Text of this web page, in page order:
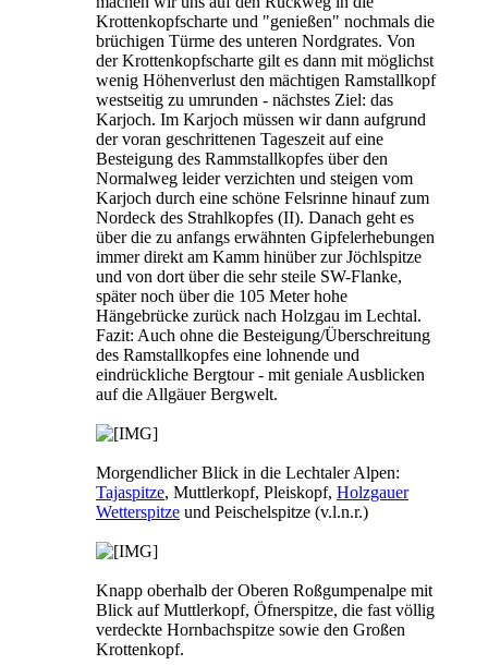
Krottenkopfscharte und "genießen" nochmals die
brüchigen Türme des unteren Nordgrates. Von
der Krottenkopfscharte gilt es dann mit möglichst
wenig Höhenverlust den mächtigen Ramstallkopf
westseitig zu umrunden - nächstes Ziel: das
Karjoch. Im Karjoch müssen wir dann aufgrund
der voran geschrittenen Tageszeit auf eine
Besteigung des Rammstallkopfes über den
Normalweg leider verzichten und steigen vom
Karjoch durch eine schöne Felsrinne hinauf zum
Nordeck des Strahlkopfes (II). Danach geht es
über die zu anfangs erwähnten Gipfelerhebungen
immer direkt am Kamm hinüber zur Jöchlspitze
und von dort über die sehr steile SW-Flanke,
später noch über die 105 Meter hohe
Hängebrücke zurück nach Holzgau im Lechtal.
Fazit: Auch ohne die Besteigung/Überschreitung
des Ramstallkopfes eine lohnende und
eindrückliche Bergtour - mit geniale Ausblicken
auf die Allgäuer Bergwelt.
Morgendlicher Blick in die Lechtaler Alpen:
Tajaspitze, Muttlerkopf, Pleiskopf, Holzgauer
Wetterspitze und Peischelspitze (v.l.n.r.)
Knapp oberhalb der Oberen Roßgumpenalpe mit
Blick auf Muttlerkopf, Öfnerspitze, die fast völlig
verdeckte Hornbachspitze sowie den Großen
Krottenkopf.